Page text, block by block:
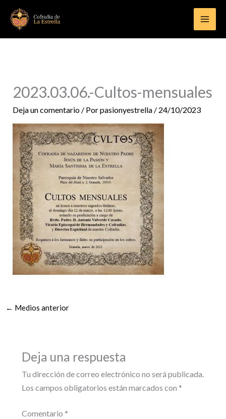
contenido
2023.03.06.-Cultos-mensuales
Deja un comentario / Porpasionyestrella / 24/10/2023
← Medios anterior
Deja una respuesta
Tu dirección de correo electrónico no será publicada.
Los campos obligatorios están marcados con *
Comentario *